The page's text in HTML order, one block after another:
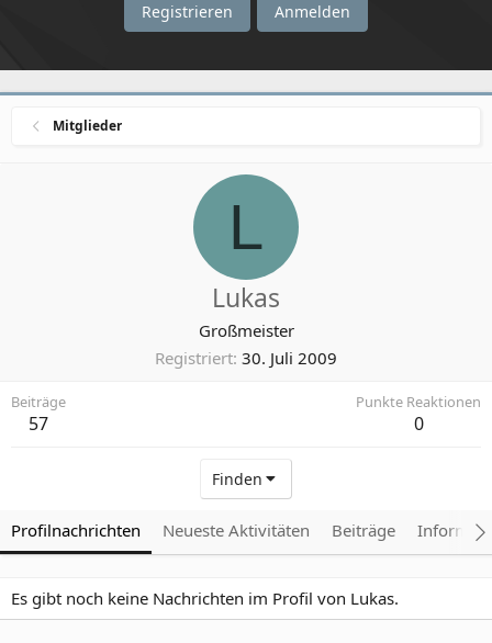
Registrieren Anmelden
Mitglieder
L
Lukas
Großmeister
Registriert 30. Juli 2009
Beiträge
57
Punkte Reaktionen
0
Finden
Profilnachrichten Neueste Aktivitäten Beiträge
Es gibt noch keine Nachrichten im Profil von Lukas.